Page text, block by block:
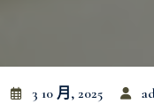
3 10 月, 2025